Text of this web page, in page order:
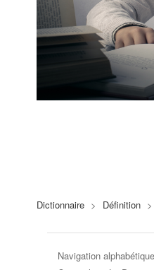
Dictionnaire > Définition >
Navigation alphabétique